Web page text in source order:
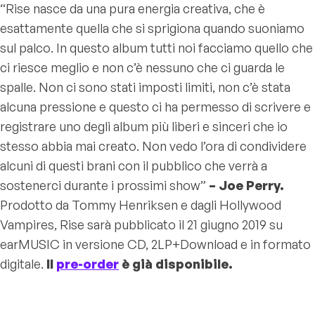
“Rise nasce da una pura energia creativa, che è
esattamente quella che si sprigiona quando suoniamo
sul palco. In questo album tutti noi facciamo quello che
ci riesce meglio e non c’è nessuno che ci guarda le
spalle. Non ci sono stati imposti limiti, non c’è stata
alcuna pressione e questo ci ha permesso di scrivere e
registrare uno degli album più liberi e sinceri che io
stesso abbia mai creato. Non vedo l’ora di condividere
alcuni di questi brani con il pubblico che verrà a
sostenerci durante i prossimi show” – Joe Perry.
Prodotto da Tommy Henriksen e dagli Hollywood
Vampires, Rise sarà pubblicato il 21 giugno 2019 su
earMUSIC in versione CD, 2LP+Download e in formato
digitale. Il pre-order è già disponibile.